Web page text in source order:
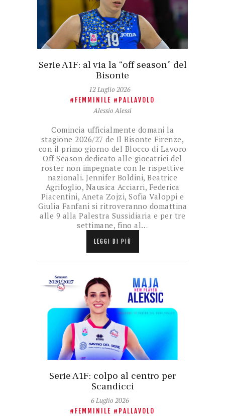
Serie A1F: al via la “off season” del
Bisonte
12 Luglio 2026
FEMMINILE PALLAVOLO
Alessio Alessi
Comincia ufficialmente domani la
stagione 2026/27 de Il Bisonte Firenze,
con il primo giorno del Blocco di Lavoro
Off Season dedicato alle giocatrici del
roster non impegnate con le rispettive
nazionali. Jennifer Boldini, Beatrice
Agrifoglio, Nausica Acciarri, Federica
Piacentini, Aneta Zojzi, Sofia Valoppi e
Giulia Fanfani si ritroveranno domattina
alle 9 alla Palestra Sussidiaria e per tre
settimane, fino al…
LEGGI DI PIÙ
Serie A1F: colpo al centro per
Scandicci
6 Luglio 2026
FEMMINILE PALLAVOLO